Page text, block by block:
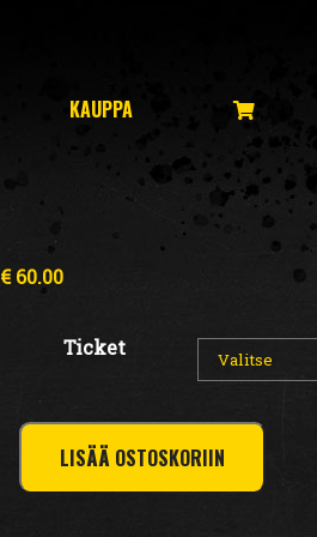
KAUPPA
€60.00
Ticket
Westis
perjantaina:
SaiPa
LISÄÄ OSTOSKORIIN